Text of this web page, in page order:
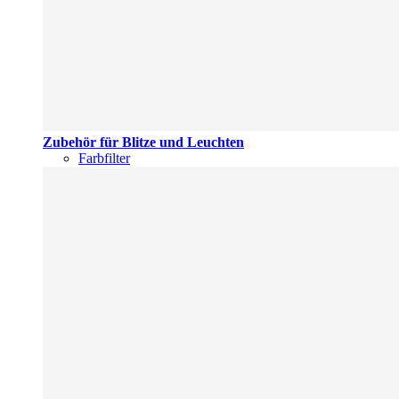
Zubehör für Blitze und Leuchten
Farbfilter